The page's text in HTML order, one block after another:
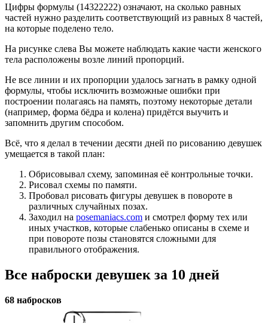
Цифры формулы (14322222) означают, на сколько равных
частей нужно разделить соответствующий из равных 8 частей,
на которые поделено тело.
На рисунке слева Вы можете наблюдать какие части женского
тела расположены возле линий пропорций.
Не все линии и их пропорции удалось загнать в рамку одной
формулы, чтобы исключить возможные ошибки при
построении полагаясь на память, поэтому некоторые детали
(например, форма бёдра и колена) придётся выучить и
запомнить другим способом.
Всё, что я делал в течении десяти дней по рисованию девушек
умещается в такой план:
Обрисовывал схему, запоминая её контрольные точки.
Рисовал схемы по памяти.
Пробовал рисовать фигуры девушек в повороте в
различных случайных позах.
Заходил на posemaniacs.com и смотрел форму тех или
иных участков, которые слабенько описаны в схеме и
при повороте позы становятся сложными для
правильного отображения.
Все наброски девушек за 10 дней
68 набросков